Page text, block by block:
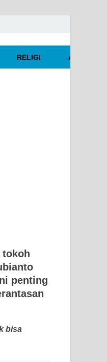
RELIGI ARTIKEL
tokoh
penting
bisa